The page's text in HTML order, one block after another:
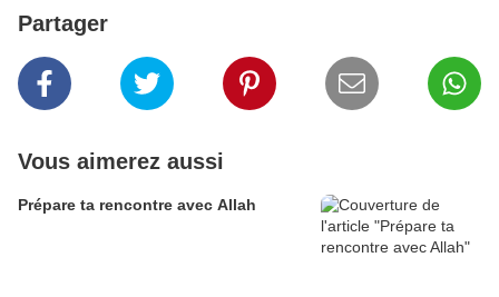
Partager
Vous aimerez aussi
Prépare ta rencontre avec Allah